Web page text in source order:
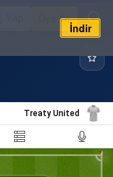
İndir
Yap Üye Ol
Treaty United